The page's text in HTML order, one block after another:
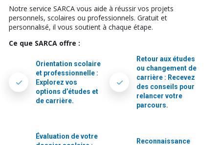
Notre service SARCA vous aide à réussir vos projets
personnels, scolaires ou professionnels. Gratuit et
personnalisé, il vous soutient à chaque étape.
Ce que SARCA offre :
Orientation scolaire
et professionnelle :
Explorez vos
options d’études et
de carrière.
Retour aux études
ou changement de
carrière : Recevez
des conseils pour
relancer votre
parcours.
Évaluation de votre
Reconnaissance